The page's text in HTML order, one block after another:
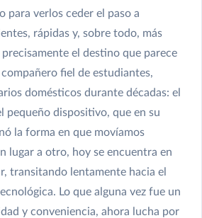
para verlos ceder el paso a
rápidas y, sobre todo, más
el destino que parece
fiel de estudiantes,
domésticos durante décadas: el
pequeño dispositivo, que en su
la forma en que movíamos
lugar a otro, hoy se encuentra en
transitando lentamente hacia el
Lo que alguna vez fue un
y conveniencia, ahora lucha por